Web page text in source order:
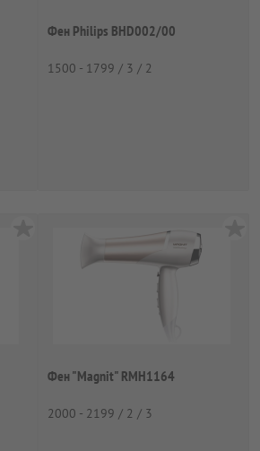
Фен Philips BHD002/00
1500 - 1799 / 3 / 2
Фен "Magnit" RMH1164
2000 - 2199 / 2 / 3